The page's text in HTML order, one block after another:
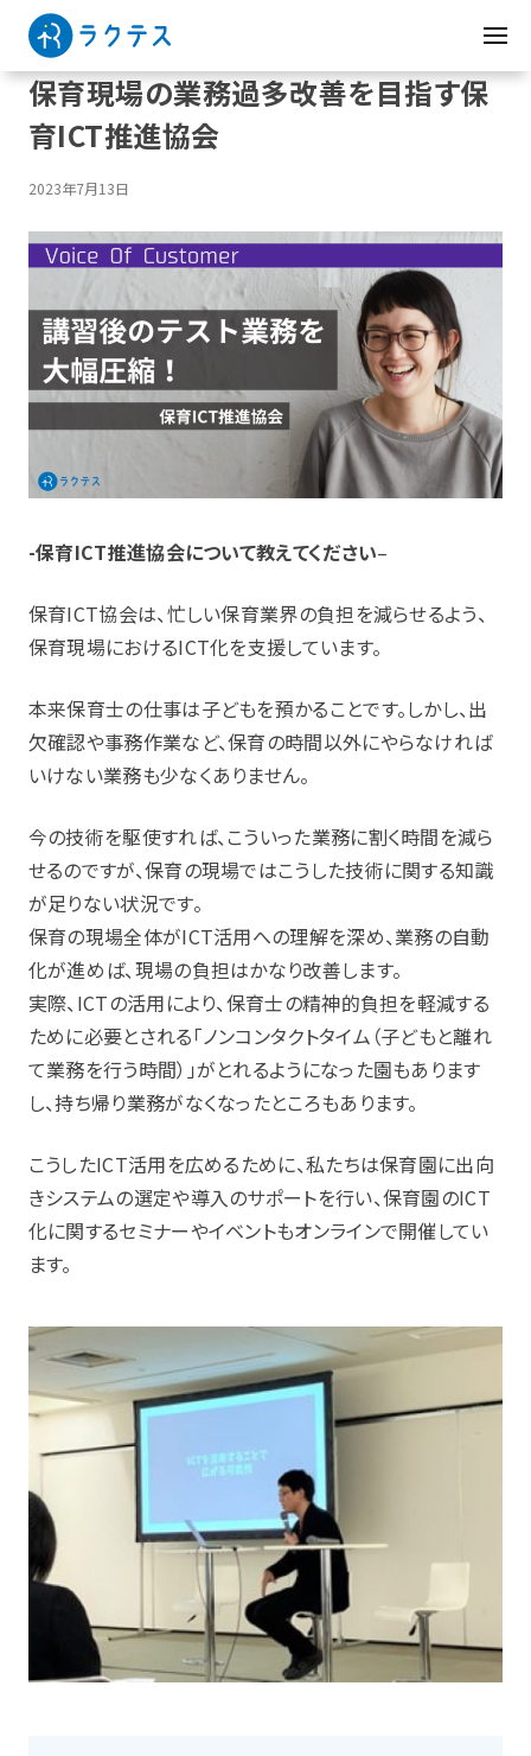
保育現場の業務過多改善を目指す保
育ICT推進協会
2023年7月13日
-保育ICT推進協会について教えてください–
保育ICT協会は、忙しい保育業界の負担を減らせるよう、
保育現場におけるICT化を支援しています。
本来保育士の仕事は子どもを預かることです。しかし、出
欠確認や事務作業など、保育の時間以外にやらなければ
いけない業務も少なくありません。
今の技術を駆使すれば、こういった業務に割く時間を減ら
せるのですが、保育の現場ではこうした技術に関する知識
が足りない状況です。
保育の現場全体がICT活用への理解を深め、業務の自動
化が進めば、現場の負担はかなり改善します。
実際、ICTの活用により、保育士の精神的負担を軽減する
ために必要とされる「ノンコンタクトタイム（子どもと離れ
て業務を行う時間）」がとれるようになった園もあります
し、持ち帰り業務がなくなったところもあります。
こうしたICT活用を広めるために、私たちは保育園に出向
きシステムの選定や導入のサポートを行い、保育園のICT
化に関するセミナーやイベントもオンラインで開催してい
ます。